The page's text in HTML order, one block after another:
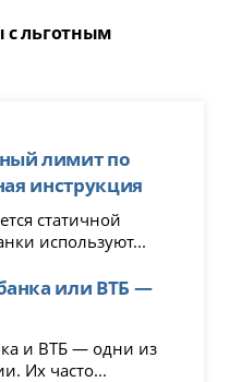
с льготным
лимит по
инструкция
статичной
используют...
или ВТБ —
и ВТБ — одни из
Их часто...